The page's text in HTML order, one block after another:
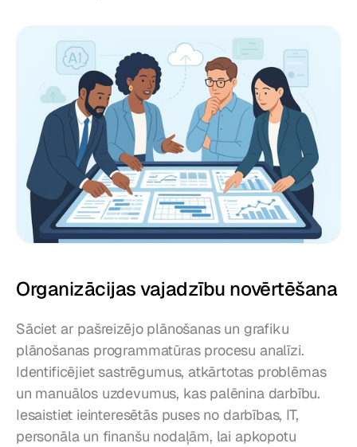
Organizācijas vajadzību novērtēšana
Sāciet ar pašreizējo plānošanas un grafiku
plānošanas programmatūras procesu analīzi.
Identificējiet sastrēgumus, atkārtotas problēmas
un manuālos uzdevumus, kas palēnina darbību.
Iesaistiet ieinteresētās puses no darbības, IT,
personāla un finanšu nodaļām, lai apkopotu